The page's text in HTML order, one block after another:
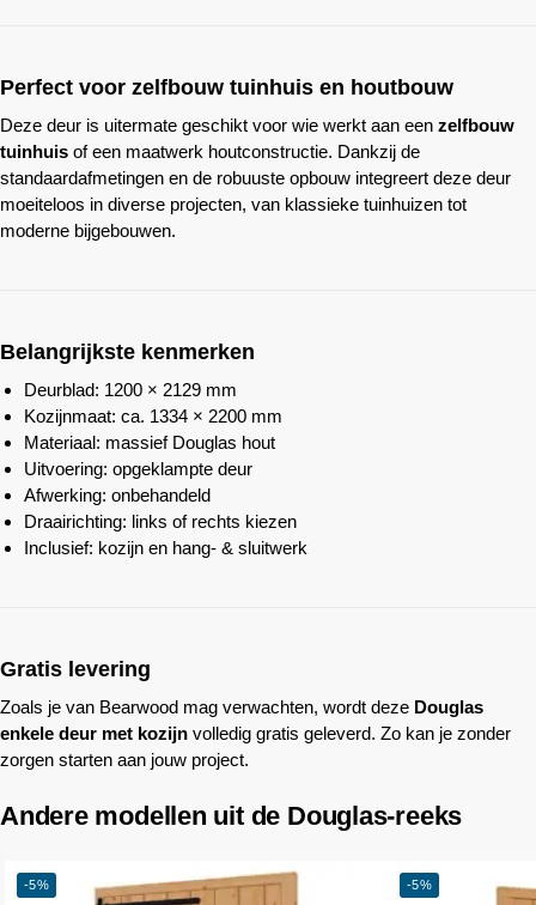
Perfect voor zelfbouw tuinhuis en houtbouw
Deze deur is uitermate geschikt voor wie werkt aan een zelfbouw
tuinhuis of een maatwerk houtconstructie. Dankzij de
standaardafmetingen en de robuuste opbouw integreert deze deur
moeiteloos in diverse projecten, van klassieke tuinhuizen tot
moderne bijgebouwen.
Belangrijkste kenmerken
Deurblad: 1200 × 2129 mm
Kozijnmaat: ca. 1334 × 2200 mm
Materiaal: massief Douglas hout
Uitvoering: opgeklampte deur
Afwerking: onbehandeld
Draairichting: links of rechts kiezen
Inclusief: kozijn en hang- & sluitwerk
Gratis levering
Zoals je van Bearwood mag verwachten, wordt deze Douglas
enkele deur met kozijn volledig gratis geleverd. Zo kan je zonder
zorgen starten aan jouw project.
Andere modellen uit de Douglas-reeks
-5% -5%